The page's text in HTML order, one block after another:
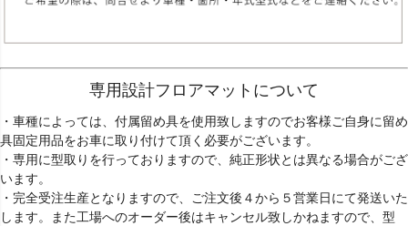
専用設計フロアマットについて
・車種によっては、付属留め具を使用致しますのでお客様ご自身に留め
具固定用品をお車に取り付けて頂く必要がございます。
・専用に型取りを行っておりますので、純正形状とは異なる場合がござ
います。
・完全受注生産となりますので、ご注文後４から５営業日にて発送いた
します。また工場へのオーダー後はキャンセル致しかねますので、型